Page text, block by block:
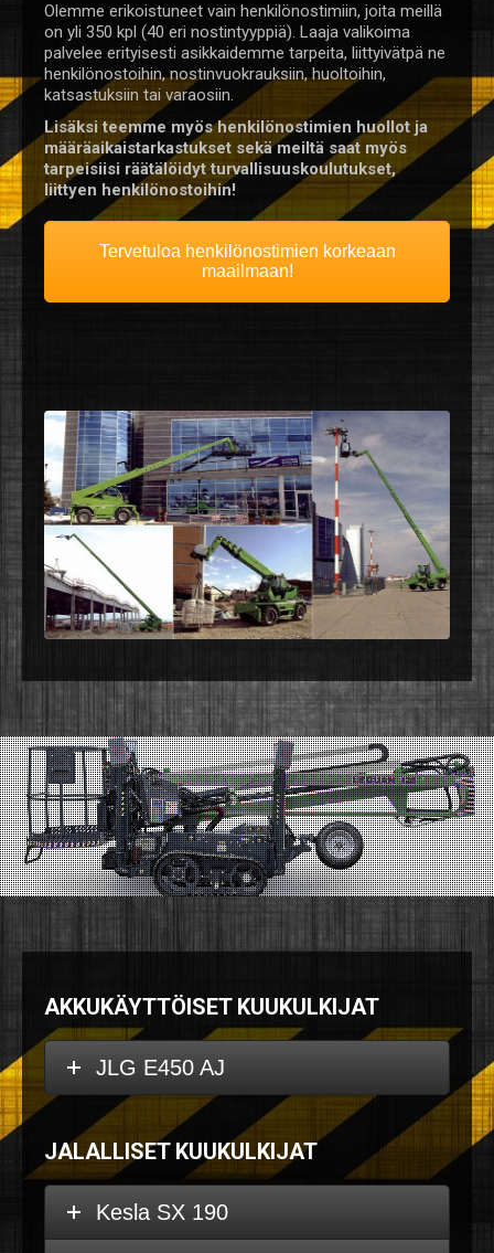
Olemme erikoistuneet vain henkilönostimiin, joita meillä
on yli 350 kpl (40 eri nostintyyppiä). Laaja valikoima
palvelee erityisesti asikkaidemme tarpeita, liittyivätpä ne
henkilönostoihin, nostinvuokrauksiin, huoltoihin,
katsastuksiin tai varaosiin.
Lisäksi teemme myös henkilönostimien huollot ja
määräaikaistarkastukset sekä meiltä saat myös
tarpeisiisi räätälöidyt turvallisuuskoulutukset,
liittyen henkilönostoihin!
Tervetuloa henkilönostimien korkeaan
maailmaan!
AKKUKÄYTTÖISET KUUKULKIJAT
JLG E450 AJ
JALALLISET KUUKULKIJAT
Kesla SX 190